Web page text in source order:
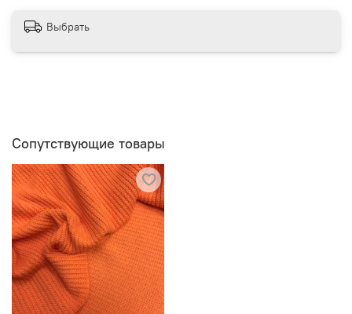
Выбрать
Сопутствующие товары